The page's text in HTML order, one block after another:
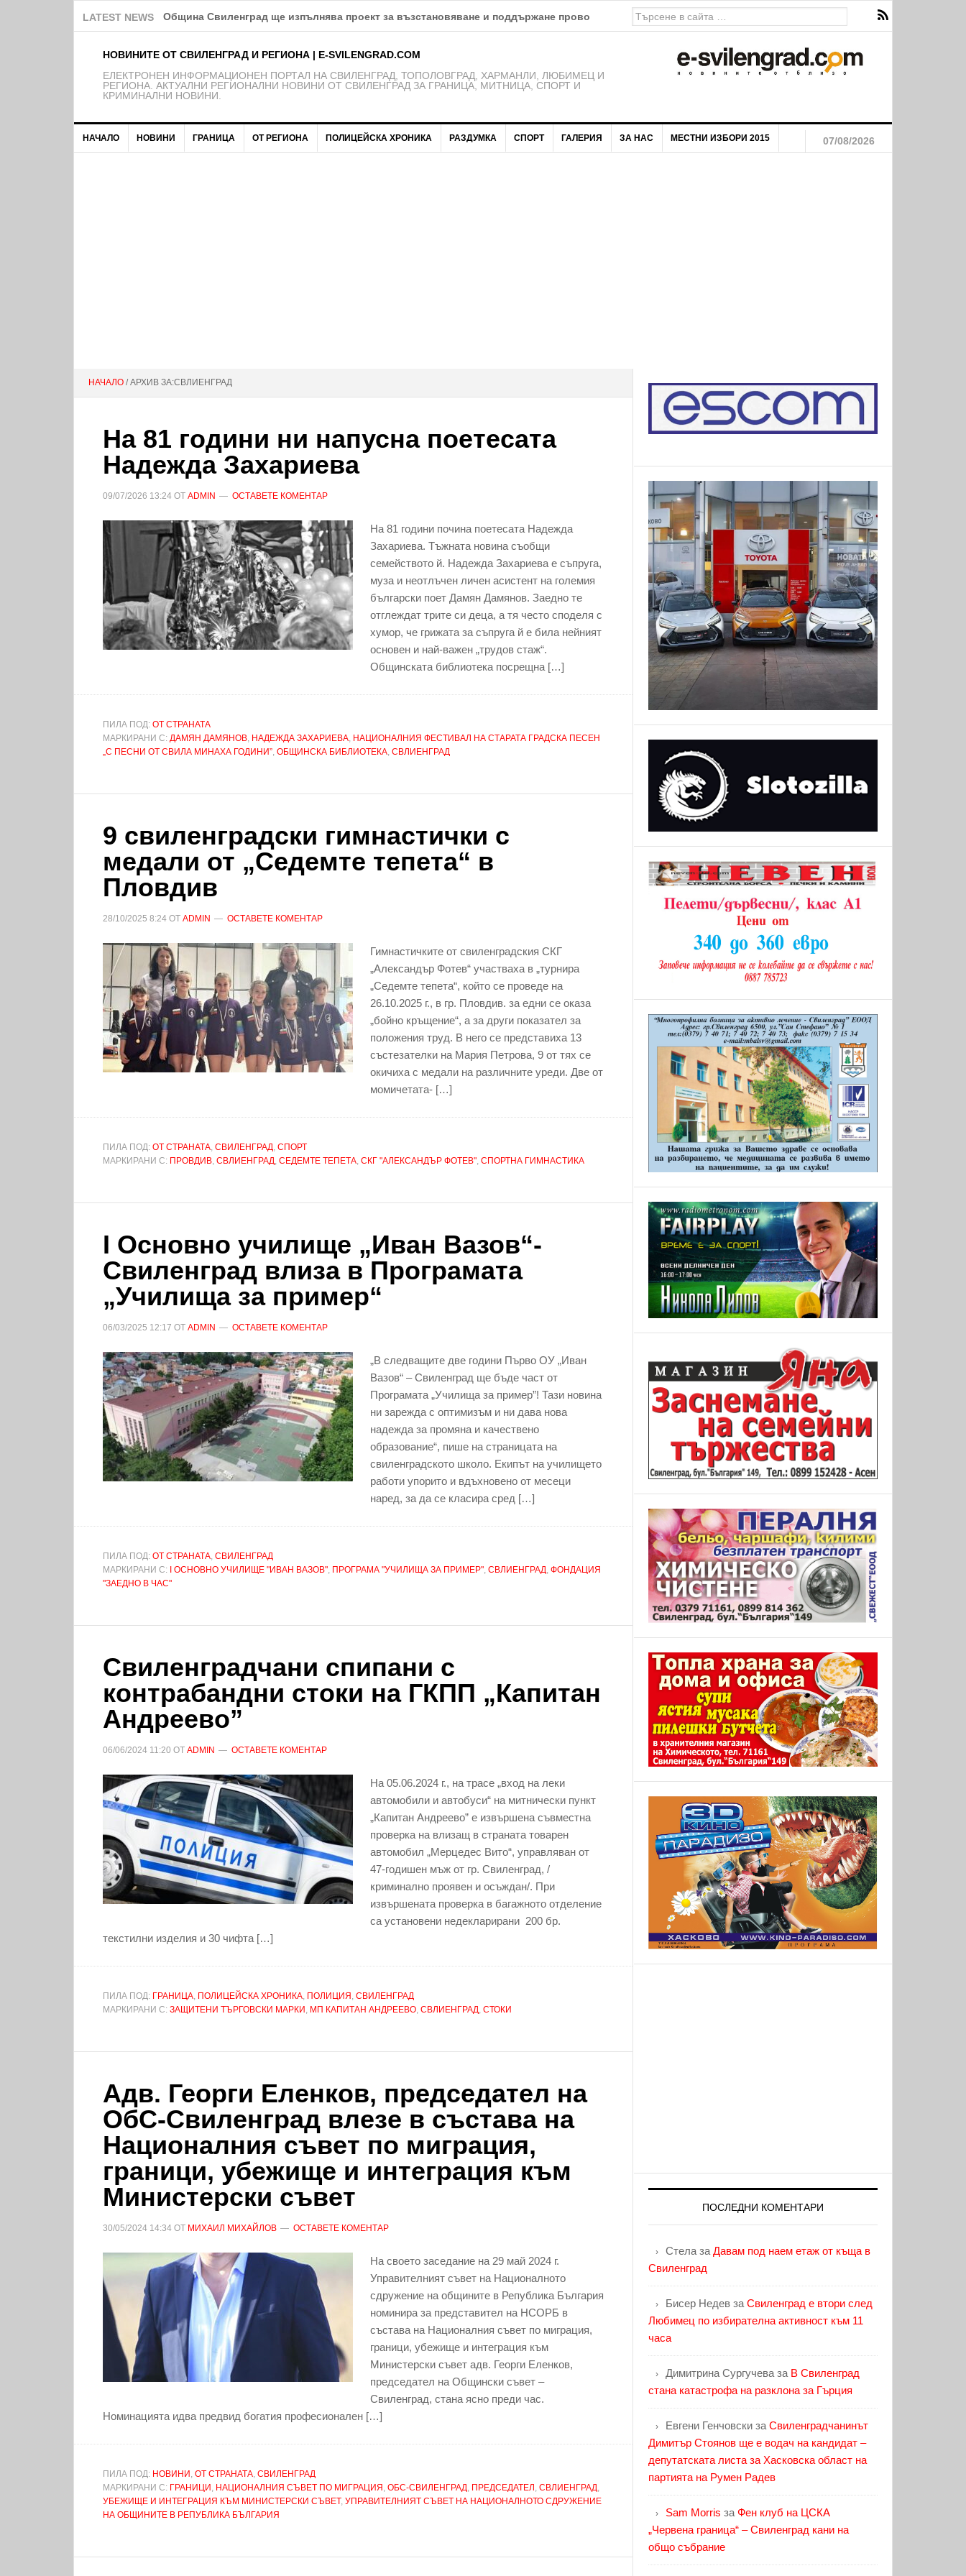
LATEST NEWS Община Свиленград ще изпълнява проект за възстановяване и поддържане проводимостта на река Марица
НОВИНИТЕ ОТ СВИЛЕНГРАД И РЕГИОНА | E-SVILENGRAD.COM
EЛЕКТРОНЕН ИНФОРМАЦИОНЕН ПОРТАЛ НА СВИЛЕНГРАД, ТОПОЛОВГРАД, ХАРМАНЛИ, ЛЮБИМЕЦ И
РЕГИОНА. АКТУАЛНИ РЕГИОНАЛНИ НОВИНИ ОТ СВИЛЕНГРАД ЗА ГРАНИЦА, МИТНИЦА, СПОРТ И
КРИМИНАЛНИ НОВИНИ.
НАЧАЛО НОВИНИ ГРАНИЦА ОТ РЕГИОНА ПОЛИЦЕЙСКА ХРОНИКА РАЗДУМКА СПОРТ ГАЛЕРИЯ ЗА НАС МЕСТНИ ИЗБОРИ 2015 07/08/2026
НАЧАЛО / АРХИВ ЗА:СВЛИЕНГРАД
На 81 години ни напусна поетесата
Надежда Захариева
09/07/2026 13:24 ОТ ADMIN ОСТАВЕТЕ КОМЕНТАР
На 81 години почина поетесата Надежда
Захариева. Тъжната новина съобщи
семейството й. Надежда Захариева е съпруга,
муза и неотлъчен личен асистент на големия
български поет Дамян Дамянов. Заедно те
отглеждат трите си деца, а тя често споделя с
хумор, че грижата за съпруга й е била нейният
основен и най-важен „трудов стаж“.
Общинската библиотека посрещна […]
ПИЛА ПОД: ОТ СТРАНАТА
МАРКИРАНИ С: ДАМЯН ДАМЯНОВ, НАДЕЖДА ЗАХАРИЕВА, НАЦИОНАЛНИЯ ФЕСТИВАЛ НА СТАРАТА ГРАДСКА ПЕСЕН
„С ПЕСНИ ОТ СВИЛА МИНАХА ГОДИНИ”, ОБЩИНСКА БИБЛИОТЕКА, СВЛИЕНГРАД
9 свиленградски гимнастички с
медали от „Седемте тепета“ в
Пловдив
28/10/2025 8:24 ОТ ADMIN ОСТАВЕТЕ КОМЕНТАР
Гимнастичките от свиленградския СКГ
„Александър Фотев“ участваха в „турнира
„Седемте тепета“, който се проведе на
26.10.2025 г., в гр. Пловдив. за едни се оказа
„бойно кръщение“, а за други показател за
положения труд. В него се представиха 13
състезателки на Мария Петрова, 9 от тях се
окичиха с медали на различните уреди. Две от
момичетата- […]
ПИЛА ПОД: ОТ СТРАНАТА, СВИЛЕНГРАД, СПОРТ
МАРКИРАНИ С: ПРОВДИВ, СВЛИЕНГРАД, СЕДЕМТЕ ТЕПЕТА, СКГ "АЛЕКСАНДЪР ФОТЕВ", СПОРТНА ГИМНАСТИКА
I Основно училище „Иван Вазов“-
Свиленград влиза в Програмата
„Училища за пример“
06/03/2025 12:17 ОТ ADMIN ОСТАВЕТЕ КОМЕНТАР
„В следващите две години Първо ОУ „Иван
Вазов“ – Свиленград ще бъде част от
Програмата „Училища за пример”! Тази новина
ни зарежда с оптимизъм и ни дава нова
надежда за промяна и качествено
образование“, пише на страницата на
свиленградското школо. Екипът на училището
работи упорито и вдъхновено от месеци
наред, за да се класира сред […]
ПИЛА ПОД: ОТ СТРАНАТА, СВИЛЕНГРАД
МАРКИРАНИ С:
I ОСНОВНО УЧИЛИЩЕ "ИВАН ВАЗОВ", ПРОГРАМА "УЧИЛИЩА ЗА ПРИМЕР", СВЛИЕНГРАД, ФОНДАЦИЯ
"ЗАЕДНО В ЧАС"
Свиленградчани спипани с
контрабандни стоки на ГКПП „Капитан
Андреево”
06/06/2024 11:20 ОТ ADMIN ОСТАВЕТЕ КОМЕНТАР
На 05.06.2024 г., на трасе „вход на леки
автомобили и автобуси“ на митнически пункт
„Капитан Андреево” е извършена съвместна
проверка на влизащ в страната товарен
автомобил „Мерцедес Вито“, управляван от
47-годишен мъж от гр. Свиленград, /
криминално проявен и осъждан/. При
извършената проверка в багажното отделение
са установени недекларирани 200 бр.
текстилни изделия и 30 чифта […]
ПИЛА ПОД: ГРАНИЦА, ПОЛИЦЕЙСКА ХРОНИКА, ПОЛИЦИЯ , СВИЛЕНГРАД
МАРКИРАНИ С: ЗАЩИТЕНИ ТЪРГОВСКИ МАРКИ , МП КАПИТАН АНДРЕЕВО, СВЛИЕНГРАД, СТОКИ
Адв. Георги Еленков, председател на
ОбС-Свиленград влезе в състава на
Националния съвет по миграция,
граници, убежище и интеграция към
Министерски съвет
30/05/2024 14:34 ОТ МИХАИЛ МИХАЙЛОВ ОСТАВЕТЕ КОМЕНТАР
На своето заседание на 29 май 2024 г.
Управителният съвет на Националното
сдружение на общините в Република България
номинира за представител на НСОРБ в
състава на Националния съвет по миграция,
граници, убежище и интеграция към
Министерски съвет адв. Георги Еленков,
председател на Общински съвет –
Свиленград, стана ясно преди час.
Номинацията идва предвид богатия професионален […]
ПИЛА ПОД: НОВИНИ , ОТ СТРАНАТА, СВИЛЕНГРАД
МАРКИРАНИ С: ГРАНИЦИ , НАЦИОНАЛНИЯ СЪВЕТ ПО МИГРАЦИЯ , ОБС-СВИЛЕНГРАД, ПРЕДСЕДАТЕЛ , СВЛИЕНГРАД,
УБЕЖИЩЕ И ИНТЕГРАЦИЯ КЪМ МИНИСТЕРСКИ СЪВЕТ, УПРАВИТЕЛНИЯТ СЪВЕТ НА НАЦИОНАЛНОТО СДРУЖЕНИЕ
НА ОБЩИНИТЕ В РЕПУБЛИКА БЪЛГАРИЯ
ПОСЛЕДНИ КОМЕНТАРИ
Стела за Давам под наем етаж от къща в
Свиленград
Бисер Недев за Свиленград е втори след
Любимец по избирателна активност към 11
часа
Димитрина Сургучева за В Свиленград
стана катастрофа на разклона за Гърция
Евгени Генчовски за Свиленградчанинът
Димитър Стоянов ще е водач на кандидат –
депутатската листа за Хасковска област на
партията на Румен Радев
Sam Morris за Фен клуб на ЦСКА
„Червена граница“ – Свиленград кани на
общо събрание